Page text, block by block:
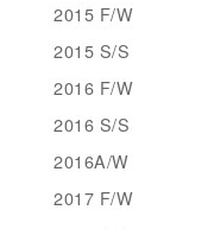
2015 F/W
2015 S/S
2016 F/W
2016 S/S
2016A/W
2017 F/W